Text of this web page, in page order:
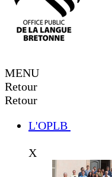
MENU
Retour
Retour
L'OPLB
X